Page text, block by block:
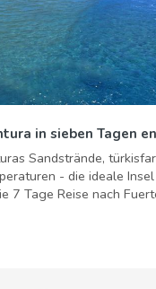
in sieben Tagen
Sandstrände,
- die ideale
7 Tage Reise nach